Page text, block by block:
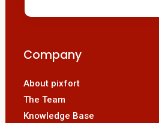
Company
About pixfort
The Team
Knowledge Base